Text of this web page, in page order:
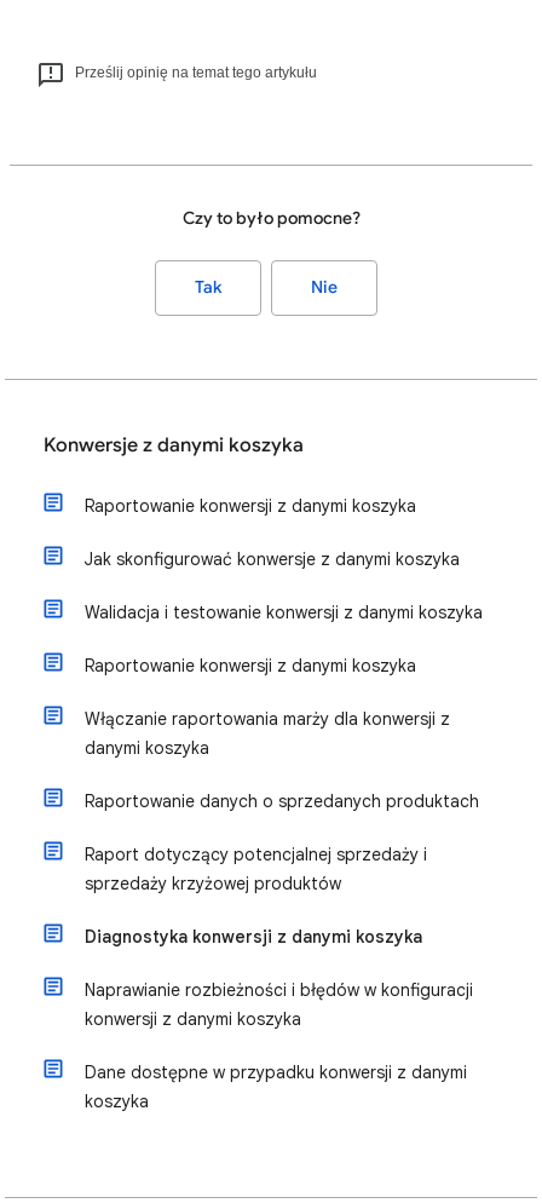
Prześlij opinię na temat tego artykułu
Czy to było pomocne?
Tak Nie
Konwersje z danymi koszyka
Raportowanie konwersji z danymi koszyka
Jak skonfigurować konwersje z danymi koszyka
Walidacja i testowanie konwersji z danymi koszyka
Raportowanie konwersji z danymi koszyka
Włączanie raportowania marży dla konwersji z
danymi koszyka
Raportowanie danych o sprzedanych produktach
Raport dotyczący potencjalnej sprzedaży i
sprzedaży krzyżowej produktów
Diagnostyka konwersji z danymi koszyka
Naprawianie rozbieżności i błędów w konfiguracji
konwersji z danymi koszyka
Dane dostępne w przypadku konwersji z danymi
koszyka